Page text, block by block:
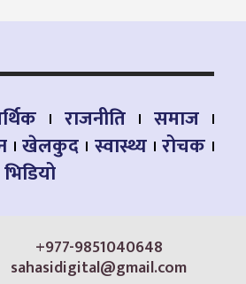
राजनीति
समाज
खेलकुद स्वास्थ्य रोचक
भिडियो
+977-9851040648
sahasidigital@gmail.com